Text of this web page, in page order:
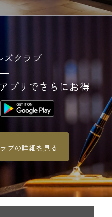
クラブ
プリでさらにお得
ブの詳細を見る